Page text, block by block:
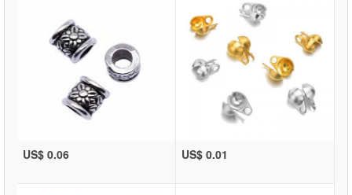
US$ 0.06 US$ 0.01